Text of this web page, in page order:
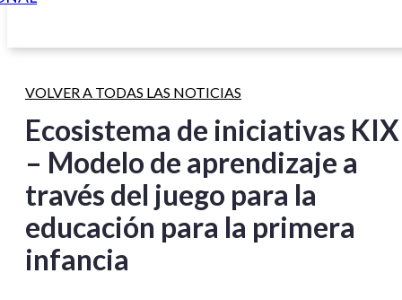
VOLVER A TODAS LAS NOTICIAS
Ecosistema de iniciativas KIX
– Modelo de aprendizaje a
través del juego para la
educación para la primera
infancia